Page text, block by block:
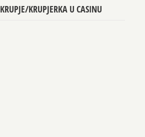
KRUPJE/KRUPJERKA U CASINU